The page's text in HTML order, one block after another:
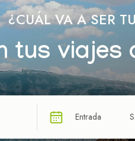
¿CUÁL VA A SER
tus
Entrada